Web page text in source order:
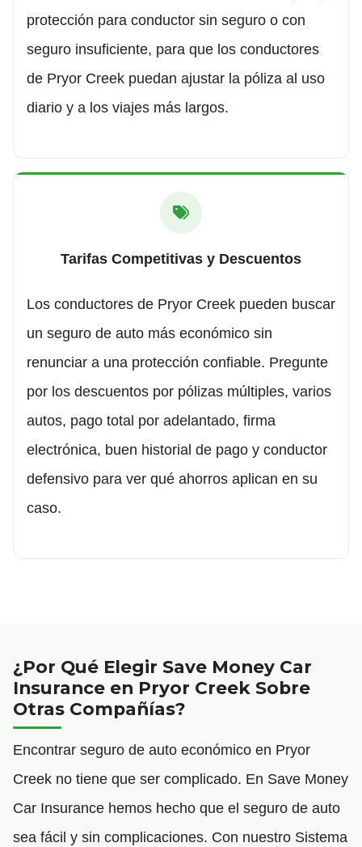
protección para conductor sin seguro o con
seguro insuficiente, para que los conductores
de Pryor Creek puedan ajustar la póliza al uso
diario y a los viajes más largos.
Tarifas Competitivas y Descuentos
Los conductores de Pryor Creek pueden buscar
un seguro de auto más económico sin
renunciar a una protección confiable. Pregunte
por los descuentos por pólizas múltiples, varios
autos, pago total por adelantado, firma
electrónica, buen historial de pago y conductor
defensivo para ver qué ahorros aplican en su
caso.
¿Por Qué Elegir Save Money Car
Insurance en Pryor Creek Sobre
Otras Compañías?
Encontrar seguro de auto económico en Pryor
Creek no tiene que ser complicado. En Save Money
Car Insurance hemos hecho que el seguro de auto
sea fácil y sin complicaciones. Con nuestro Sistema